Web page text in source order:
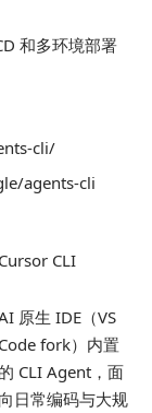
和多环境部署
cli/
agents-cli
Cursor CLI
原生 IDE（VS
Code fork）内置
的 CLI Agent，面
向日常编码与大规